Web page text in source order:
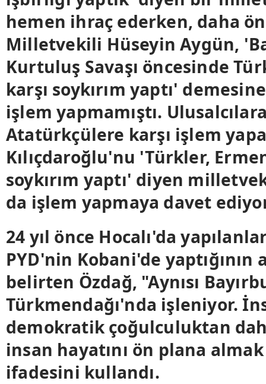
hemen ihraç ederken, daha
Milletvekili Hüseyin Aygün,
Kurtuluş Savaşı öncesinde
karşı soykırım yaptı'
işlem yapmamıştı.
Atatürkçülere karşı işlem
Kılıçdaroğlu'nu 'Türkler,
soykırım yaptı' diyen
da işlem yapmaya davet
24 yıl önce Hocalı'da
PYD'nin Kobani'de yaptığının
belirten Özdağ, "Aynısı
Türkmendağı'nda işleniyor.
demokratik çoğulculuktan
insan hayatını ön plana
ifadesini kullandı.